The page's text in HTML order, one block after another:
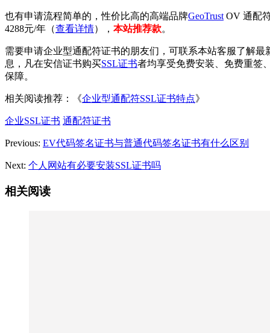
也有申请流程简单的，性价比高的高端品牌GeoTrust OV 通配
4288元/年（查看详情）， 本站推荐款。
需要申请企业型通配符证书的朋友们，可联系本站客服了解最
息，凡在安信证书购买SSL证书者均享受免费安装、免费重签
保障。
相关阅读推荐：《企业型通配符SSL证书特点》
企业SSL证书 通配符证书
Previous: EV代码签名证书与普通代码签名证书有什么区别
Next: 个人网站有必要安装SSL证书吗
相关阅读